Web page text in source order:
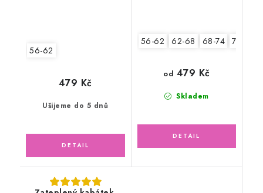
56-62
Ušijeme do 5 dnů
479 Kč
56-62 62-68 68-74 74-80
Skladem
od 479 Kč